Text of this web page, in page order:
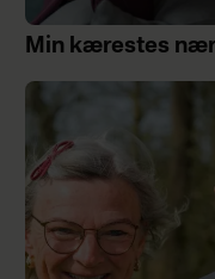
Min kærestes